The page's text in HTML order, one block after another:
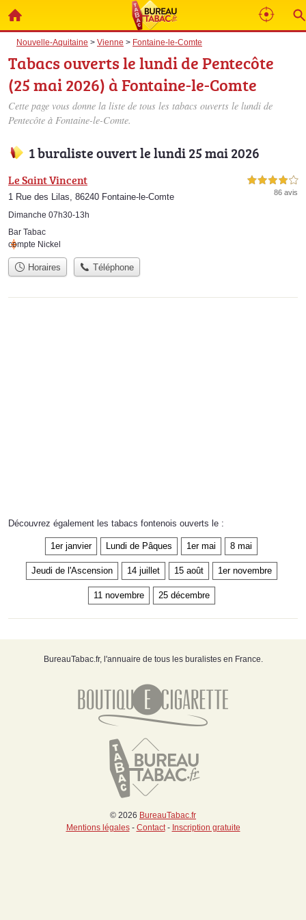
Nouvelle-Aquitaine > Vienne > Fontaine-le-Comte
Tabacs ouverts le lundi de Pentecôte
(25 mai 2026) à Fontaine-le-Comte
Cette page vous donne la liste de tous les tabacs ouverts le lundi de
Pentecôte à Fontaine-le-Comte.
1 buraliste ouvert le lundi 25 mai 2026
Le Saint Vincent
1 Rue des Lilas, 86240 Fontaine-le-Comte
Dimanche 07h30-13h
4,0 étoiles sur 5
86 avis
Bar Tabac
compte Nickel
Horaires Téléphone
Découvrez également les tabacs fontenois ouverts le :
1er janvier Lundi de Pâques 1er mai 8 mai
Jeudi de l'Ascension 14 juillet 15 août 1er novembre
11 novembre 25 décembre
BureauTabac.fr, l'annuaire de tous les buralistes en France.
© 2026 BureauTabac.fr
Mentions légales- Contact- Inscription gratuite